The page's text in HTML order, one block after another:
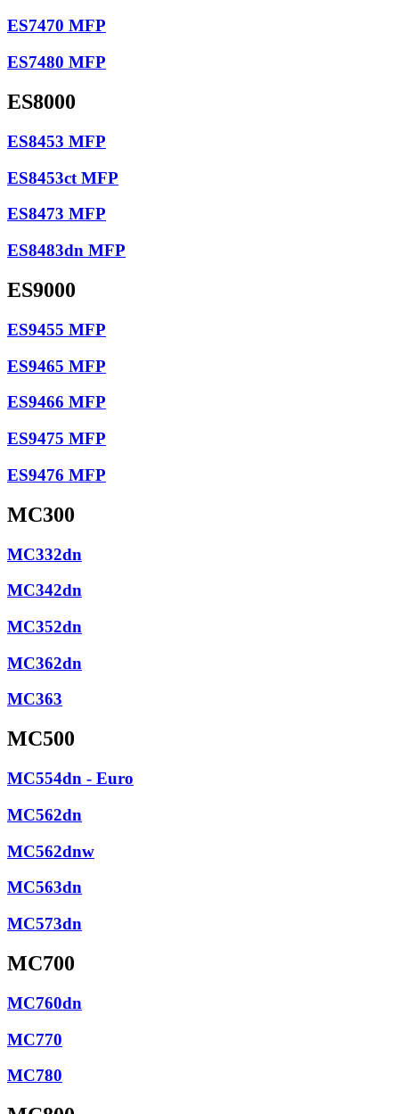
ES7470 MFP
ES7480 MFP
ES8000
ES8453 MFP
ES8453ct MFP
ES8473 MFP
ES8483dn MFP
ES9000
ES9455 MFP
ES9465 MFP
ES9466 MFP
ES9475 MFP
ES9476 MFP
MC300
MC332dn
MC342dn
MC352dn
MC362dn
MC363
MC500
MC554dn - Euro
MC562dn
MC562dnw
MC563dn
MC573dn
MC700
MC760dn
MC770
MC780